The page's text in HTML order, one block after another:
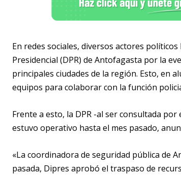
En redes sociales, diversos actores
Presidencial (DPR) de Antofagasta por la
principales ciudades de la región. Esto, en
equipos para colaborar con la función
Frente a esto, la DPR -al ser consultada
estuvo operativo hasta el mes pasado,
«La coordinadora de seguridad pública de
pasada, Dipres aprobó el traspaso de